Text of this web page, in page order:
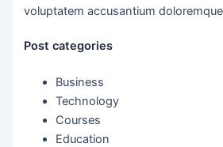
voluptatem accusantium
Post categories
Business
Technology
Courses
Education